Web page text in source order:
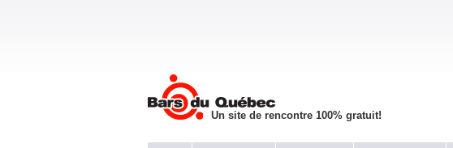
Un site de rencontre 100% gratuit!